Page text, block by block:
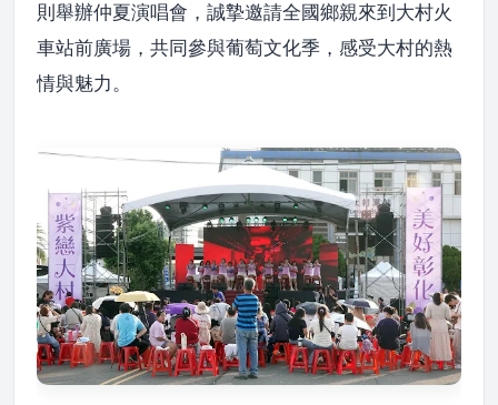
則舉辦仲夏演唱會，誠摯邀請全國鄉親來到大村火
車站前廣場，共同參與葡萄文化季，感受大村的熱
情與魅力。